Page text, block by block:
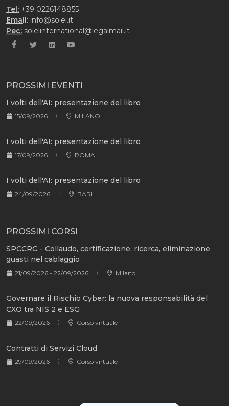
Tel: +39 0226148855
Email: info@soiel.it
Pec: soielinternational@legalmail.it
PROSSIMI EVENTI
I volti dell'AI: presentazione del libro
15/09/2026 MILANO
I volti dell'AI: presentazione del libro
17/09/2026 ROMA
I volti dell'AI: presentazione del libro
24/09/2026 BARI
PROSSIMI CORSI
SPCCRG - Collaudo, certificazione, ricerca, eliminazione
guasti nel cablaggio
21/09/2026 - 22/09/2026 Milano
Governare il Rischio Cyber: la nuova responsabilità del
CXO tra NIS 2 e ESG
22/09/2026 Corso virtuale
Contratti di Servizi Cloud
29/09/2026 Corso virtuale